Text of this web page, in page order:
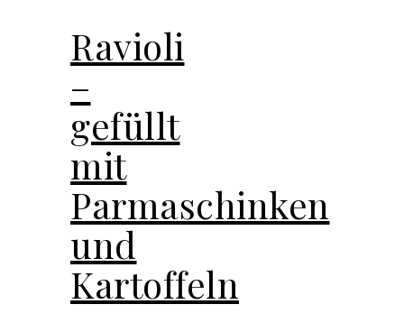
Ravioli
–
gefüllt
mit
Parmaschinken
und
Kartoffeln